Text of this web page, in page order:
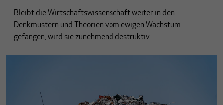
Bleibt die Wirtschaftswissenschaft weiter in den
Denkmustern und Theorien vom ewigen Wachstum
gefangen, wird sie zunehmend destruktiv.